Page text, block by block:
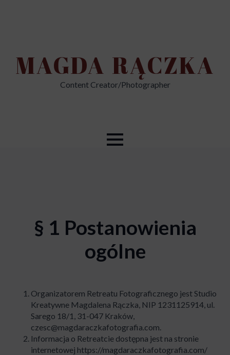
MAGDA RĄCZKA
Content Creator/Photographer
§ 1 Postanowienia
ogólne
Organizatorem Retreatu Fotograficznego jest Studio
Kreatywne Magdalena Rączka, NIP 1231125914, ul.
Sarego 18/1, 31-047 Kraków,
czesc@magdaraczkafotografia.com.
Informacja o Retreatcie dostępna jest na stronie
internetowej https://magdaraczkafotografia.com/